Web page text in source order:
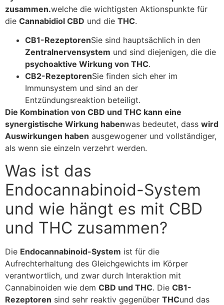
zusammen.welche die wichtigsten Aktionspunkte für
die Cannabidiol CBD und die THC.
CB1-RezeptorenSie sind hauptsächlich in den
Zentralnervensystem und sind diejenigen, die die
psychoaktive Wirkung von THC.
CB2-RezeptorenSie finden sich eher im
Immunsystem und sind an der
Entzündungsreaktion beteiligt.
Die Kombination von CBD und THC kann eine
synergistische Wirkung habenwas bedeutet, dass wird
Auswirkungen haben ausgewogener und vollständiger,
als wenn sie einzeln verzehrt werden.
Was ist das
Endocannabinoid-System
und wie hängt es mit CBD
und THC zusammen?
Die Endocannabinoid-System ist für die
Aufrechterhaltung des Gleichgewichts im Körper
verantwortlich, und zwar durch Interaktion mit
Cannabinoiden wie dem CBD und THC. Die CB1-
Rezeptoren sind sehr reaktiv gegenüber THCund das